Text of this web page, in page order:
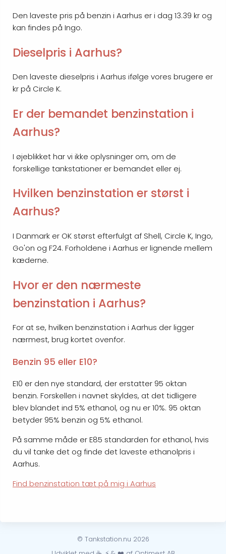
Den laveste pris på benzin i Aarhus er i dag 13.39 kr og
kan findes på Ingo.
Dieselpris i Aarhus?
Den laveste dieselpris i Aarhus ifølge vores brugere er
kr på Circle K.
Er der bemandet benzinstation i
Aarhus?
I øjeblikket har vi ikke oplysninger om, om de
forskellige tankstationer er bemandet eller ej.
Hvilken benzinstation er størst i
Aarhus?
I Danmark er OK størst efterfulgt af Shell, Circle K, Ingo,
Go'on og F24. Forholdene i Aarhus er lignende mellem
kæderne.
Hvor er den nærmeste
benzinstation i Aarhus?
For at se, hvilken benzinstation i Aarhus der ligger
nærmest, brug kortet ovenfor.
Benzin 95 eller E10?
E10 er den nye standard, der erstatter 95 oktan
benzin. Forskellen i navnet skyldes, at det tidligere
blev blandet ind 5% ethanol, og nu er 10%. 95 oktan
betyder 95% benzin og 5% ethanol.
På samme måde er E85 standarden for ethanol, hvis
du vil tanke det og finde det laveste ethanolpris i
Aarhus.
Find benzinstation tæt på mig i Aarhus
© Tankstation.nu 2026